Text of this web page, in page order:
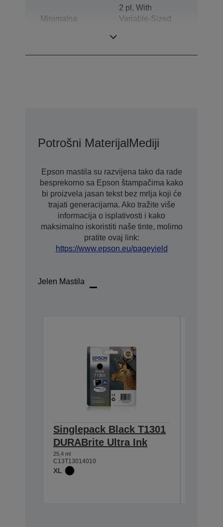
Minimalna
2 pl, With
Variable-Sized
Potrošni MaterijalMediji
Epson mastila su razvijena tako da rade
besprekorno sa Epson štampačima kako
bi proizvela jasan tekst bez mrlja koji će
trajati generacijama. Ako tražite više
informacija o isplativosti i kako
maksimalno iskoristiti naše tinte, molimo
pratite ovaj link:
https://www.epson.eu/pageyield
Jelen Mastila
Singlepack Black T1301
DURABrite Ultra Ink
25,4 ml
C13T13014010
XL